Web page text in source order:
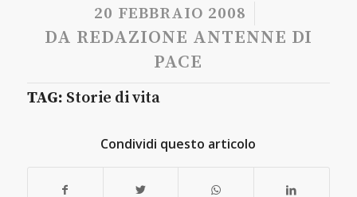
20 FEBBRAIO 2008
/
DA REDAZIONE ANTENNE DI
PACE
TAG: Storie di vita
Condividi questo articolo